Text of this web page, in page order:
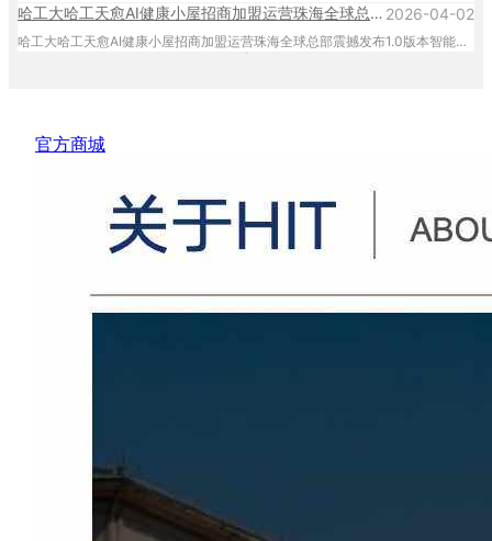
哈工大哈工天愈AI健康小屋招商加盟运营珠海全球总部震撼发布1.0版本智能体（投资、收益、扶持、盈利） 2026-04-02
哈工大哈工天愈AI健康小屋招商加盟运营珠海全球总部震撼发布1.0版本智能体，哈工大哈工天愈AI健康小屋招商加盟运营全国总部,小愈机器人理疗及智慧康养招商加盟运营全国总部,哈工天愈合伙人招商加盟运营全国总部：总部地址：深圳市南山区招商蛇口创业壹号A座208号 联系电话13510380968 珠海全球总部地址：广东省珠海市金湾区机场东路288号 联系电话13510380968
官方商城